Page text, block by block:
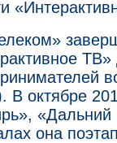
октябре
«Дальний
она